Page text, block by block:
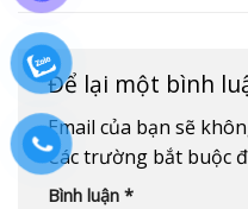
Để lại một bình
Email của bạn sẽ
Các trường bắt buộc
Bình luận *